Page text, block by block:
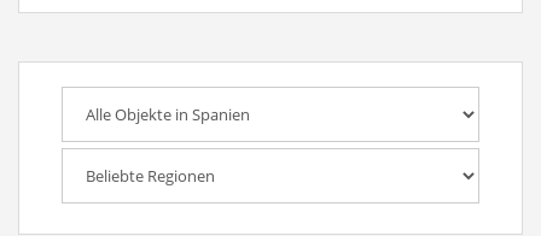
Ferienhaussuche
Merkliste